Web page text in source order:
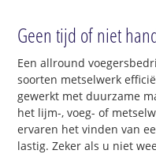
Geen tijd of niet
Een allround
soorten metselwerk
gewerkt met duurzame
het lijm-, voeg- of
ervaren het vinden van
lastig. Zeker als u niet